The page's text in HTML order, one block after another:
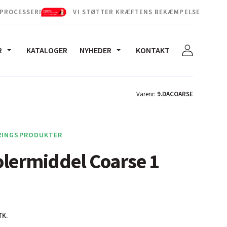
VI STØTTER KRÆFTENS BEKÆMPELSE
KATALOGER NYHEDER KONTAKT
Varenr: 9.DACOARSE
Coarse 1